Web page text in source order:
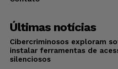
Últimas notícias
Cibercriminosos exploram
instalar ferramentas de
silenciosos